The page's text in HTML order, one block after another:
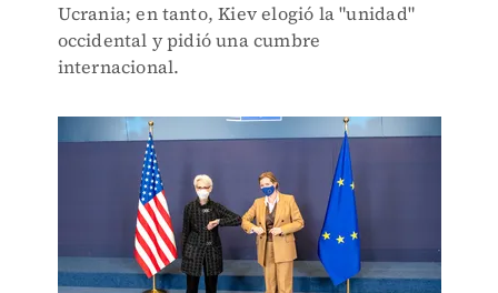
Ucrania; en tanto, Kiev elogió la "unidad"
occidental y pidió una cumbre
internacional.